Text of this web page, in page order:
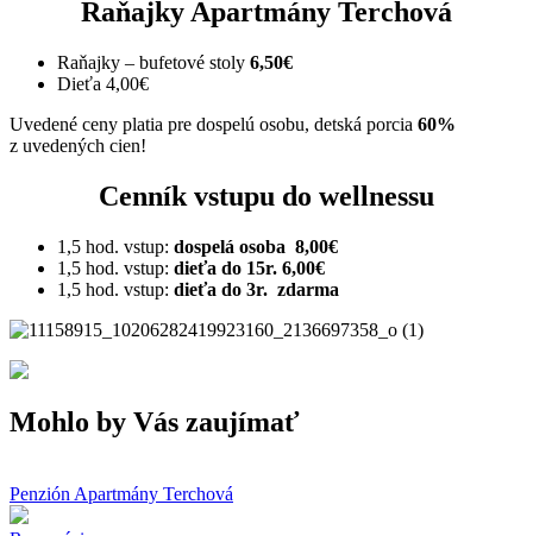
Raňajky Apartmány Terchová
Raňajky – bufetové stoly 6,50€
Dieťa 4,00€
Uvedené ceny platia pre dospelú osobu, detská porcia 60%
z uvedených cien!
Cenník vstupu do wellnessu
1,5 hod. vstup: dospelá osoba 8,00€
1,5 hod. vstup: dieťa do 15r. 6,00€
1,5 hod. vstup: dieťa do 3r. zdarma
Mohlo by Vás zaujímať
Penzión Apartmány Terchová